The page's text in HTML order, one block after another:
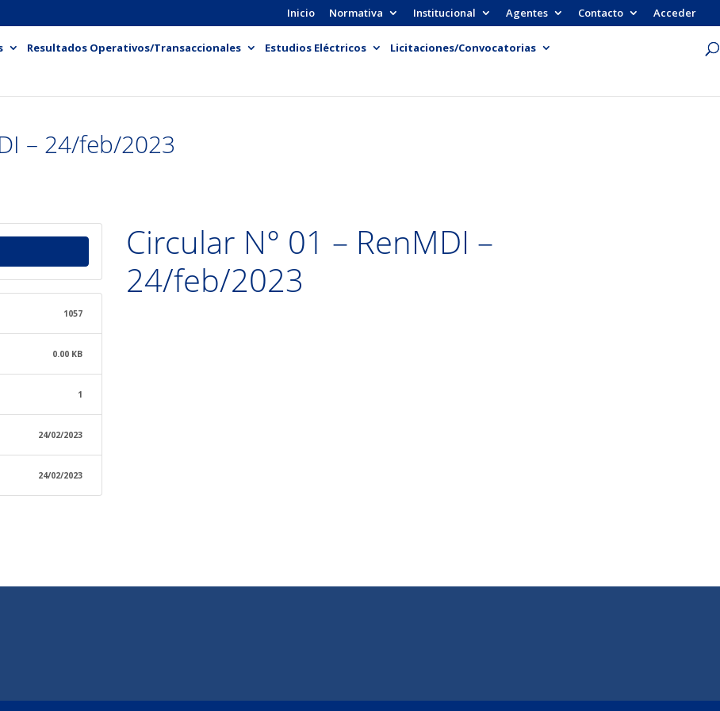
Inicio Normativa Institucional Agentes Contacto Acceder
Resultados Operativos/Transaccionales Estudios Eléctricos
Licitaciones/Convocatorias
– 24/feb/2023
1057
0.00 KB
1
24/02/2023
24/02/2023
Circular N° 01 – RenMDI –
24/feb/2023